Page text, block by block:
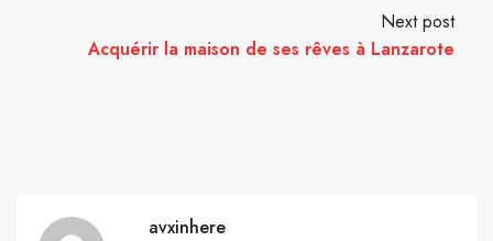
Next post
Acquérir la maison de ses rêves à Lanzarote
avxinhere